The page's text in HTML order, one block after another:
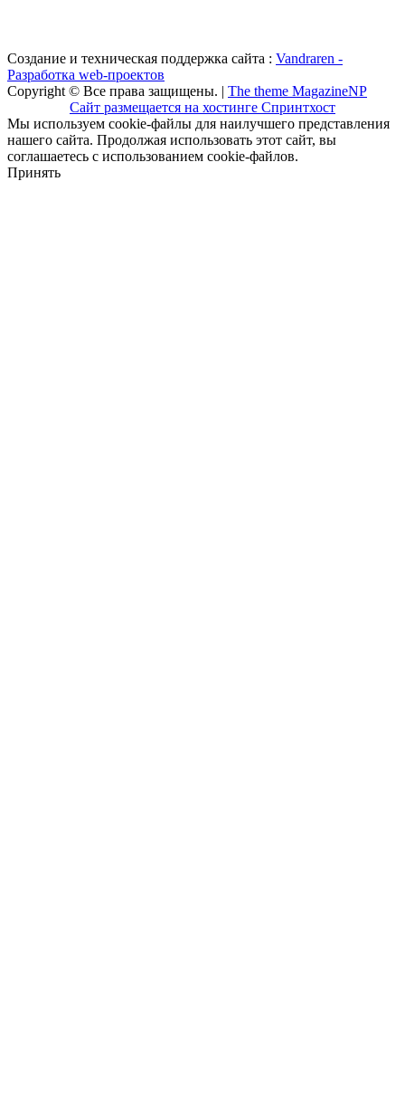
Создание и техническая поддержка сайта : Vandraren -
Разработка web-проектов
Copyright © Все права защищены. | The theme MagazineNP
Сайт размещается на хостинге Спринтхост
Мы используем cookie-файлы для наилучшего представления
нашего сайта. Продолжая использовать этот сайт, вы
соглашаетесь с использованием cookie-файлов.
Принять